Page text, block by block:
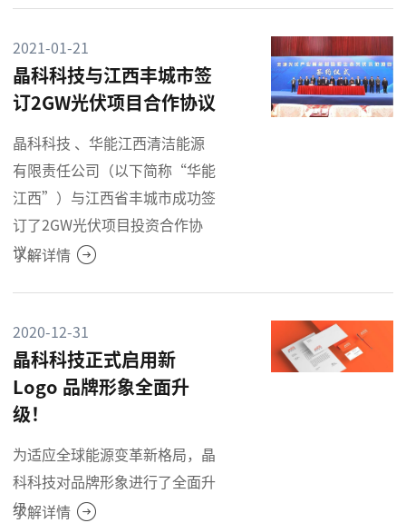
2021-01-21
晶科科技与江西丰城市签
订2GW光伏项目合作协议
晶科科技 、华能江西清洁能源
有限责任公司（以下简称“华能
江西”）与江西省丰城市成功签
订了2GW光伏项目投资合作协
议。
了解详情
2020-12-31
晶科科技正式启用新
Logo 品牌形象全面升
级！
为适应全球能源变革新格局，晶
科科技对品牌形象进行了全面升
级
了解详情